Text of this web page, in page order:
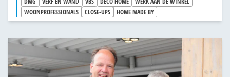
huis wil uitbesteden. Het is duidelijk. Hier zijn
professionals aan het werk. Voor de klant voelt de
moderne en fris ingerichte winkel als thuiskomen.
WOONPROFESSIONALS
CLOSE-UPS HOME MADE BY